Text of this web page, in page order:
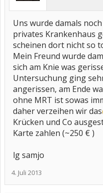
Uns wurde damals
privates Krankenhaus
scheinen dort nicht so
Mein Freund wurde
sich am Knie was
Untersuchung ging
angerissen, am Ende
ohne MRT ist sowas
daher verzeihen wir das
Krücken und Co
Karte zahlen (~250 € )
lg samjo
4. Juli 2013